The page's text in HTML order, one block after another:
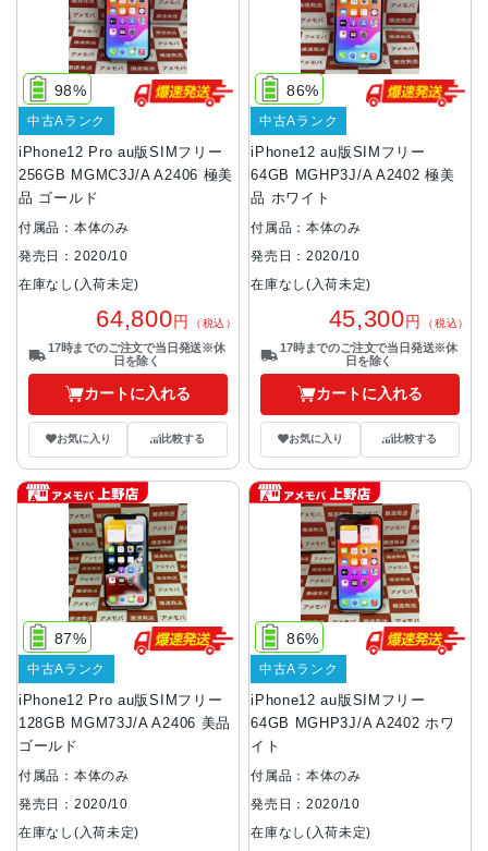
iPhone12 Pro au版SIMフリー
256GB MGMC3J/A A2406 極美
品 ゴールド
98%
中古Aランク
付属品：本体のみ
発売日：2020/10
在庫なし(入荷未定)
64,800円 （税込）
17時までのご注文で当日発送※休
日を除く
カートに入れる
お気に入り 比較する
iPhone12 au版SIMフリー
64GB MGHP3J/A A2402 極美
品 ホワイト
86%
中古Aランク
付属品：本体のみ
発売日：2020/10
在庫なし(入荷未定)
45,300円 （税込）
17時までのご注文で当日発送※休
日を除く
カートに入れる
お気に入り 比較する
iPhone12 Pro au版SIMフリー
128GB MGM73J/A A2406 美品
ゴールド
87%
中古Aランク
付属品：本体のみ
発売日：2020/10
在庫なし(入荷未定)
iPhone12 au版SIMフリー
64GB MGHP3J/A A2402 ホワ
イト
86%
中古Aランク
付属品：本体のみ
発売日：2020/10
在庫なし(入荷未定)